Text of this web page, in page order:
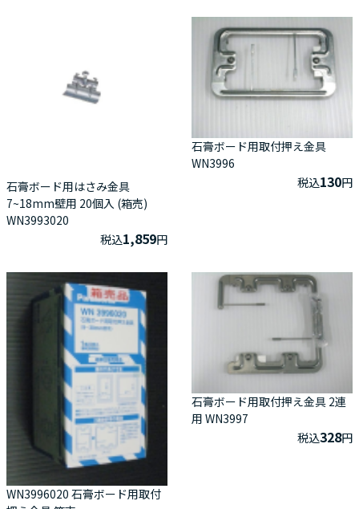
石膏ボード用はさみ金具
7~18mm壁用 20個入 (箱売)
WN3993020
税込1,859円
石膏ボード用取付押え金具
WN3996
税込130円
WN3996020 石膏ボード用取付
石膏ボード用取付押え金具 2連
用 WN3997
税込328円